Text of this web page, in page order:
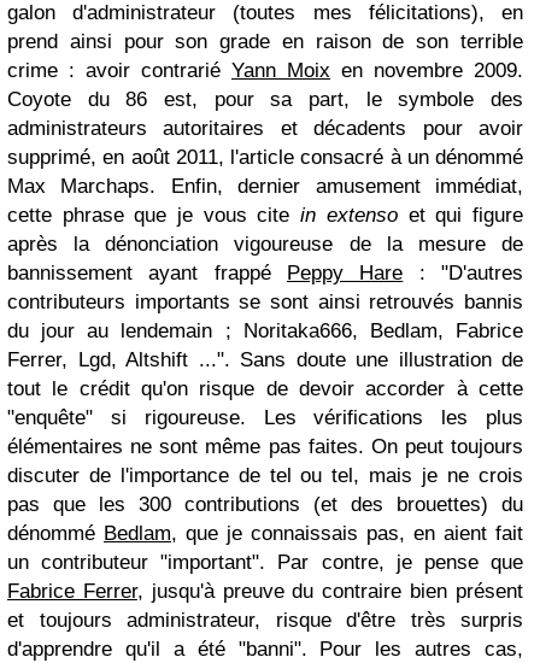
galon d'administrateur (toutes mes félicitations), en
prend ainsi pour son grade en raison de son terrible
crime : avoir contrarié Yann Moix en novembre 2009.
Coyote du 86 est, pour sa part, le symbole des
administrateurs autoritaires et décadents pour avoir
supprimé, en août 2011, l'article consacré à un dénommé
Max Marchaps. Enfin, dernier amusement immédiat,
cette phrase que je vous citein extenso et qui figure
après la dénonciation vigoureuse de la mesure de
bannissement ayant frappé Peppy Hare : "D'autres
contributeurs importants se sont ainsi retrouvés bannis
du jour au lendemain ; Noritaka666, Bedlam, Fabrice
Ferrer, Lgd, Altshift ...". Sans doute une illustration de
tout le crédit qu'on risque de devoir accorder à cette
"enquête" si rigoureuse. Les vérifications les plus
élémentaires ne sont même pas faites. On peut toujours
discuter de l'importance de tel ou tel, mais je ne crois
pas que les 300 contributions (et des brouettes) du
dénommé Bedlam, que je connaissais pas, en aient fait
un contributeur "important". Par contre, je pense que
Fabrice Ferrer, jusqu'à preuve du contraire bien présent
et toujours administrateur, risque d'être très surpris
d'apprendre qu'il a été "banni". Pour les autres cas,